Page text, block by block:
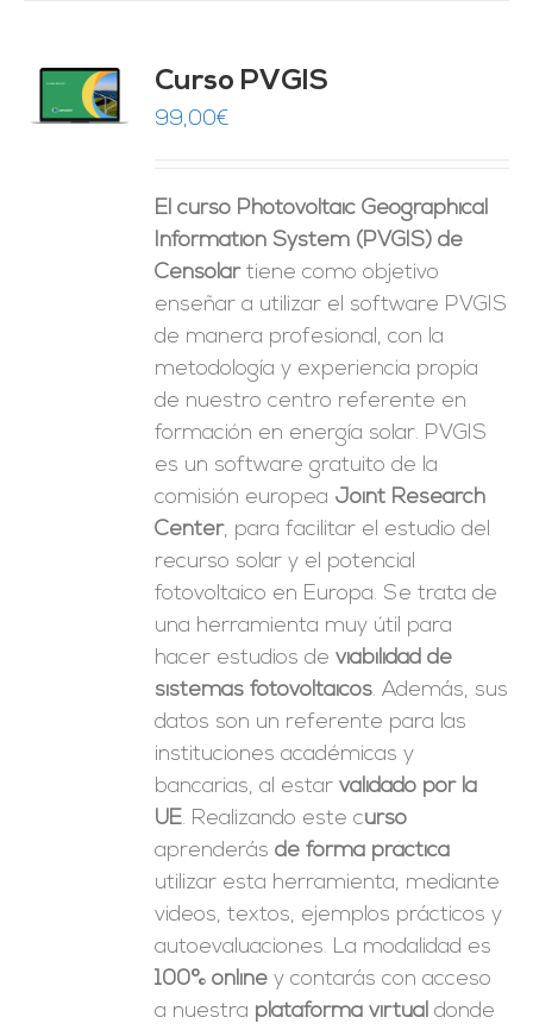
Curso PVGIS
99,00€
El curso Photovoltaic Geographical
Information System (PVGIS) de
Censolartiene como objetivo
enseñar a utilizar el software PVGIS
de manera profesional, con la
metodología y experiencia propia
de nuestro centro referente en
formación en energía solar. PVGIS
es un software gratuito de la
comisión europea Joint Research
Center, para facilitar el estudio del
recurso solar y el potencial
fotovoltaico en Europa. Se trata de
una herramienta muy útil para
hacer estudios deviabilidad de
sistemas fotovoltaicos. Además, sus
datos son un referente para las
instituciones académicas y
bancarias, al estarvalidado por la
UE. Realizando este curso
aprenderásde forma práctica
utilizar esta herramienta, mediante
videos, textos, ejemplos prácticos y
autoevaluaciones. La modalidad es
100% online y contarás con acceso
a nuestra plataforma virtual donde